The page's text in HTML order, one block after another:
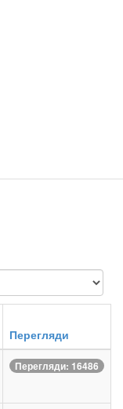
Перегляди
Перегляди: 16486